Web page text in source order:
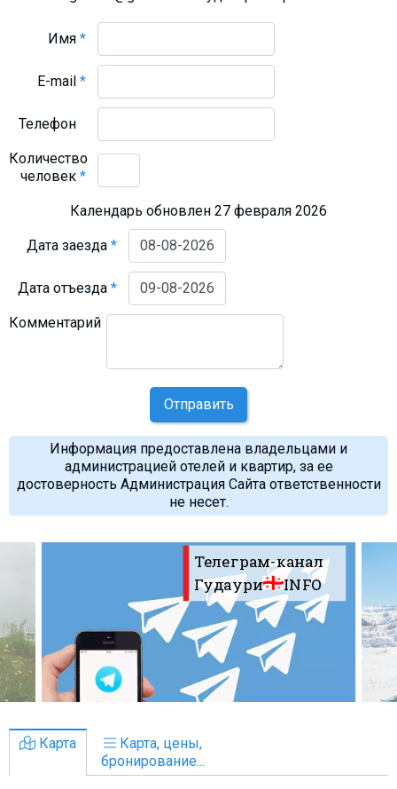
Имя*
E-mail*
Телефон
Количество
человек*
Календарь обновлен 27 февраля 2026
Дата заезда*
Дата отъезда*
Комментарий
Отправить
Информация предоставлена владельцами и
администрацией отелей и квартир, за ее
достоверность Администрация Сайта ответственности
не несет.
Телеграм-канал
Гудаури INFO
Карта
Карта, цены,
бронирование...